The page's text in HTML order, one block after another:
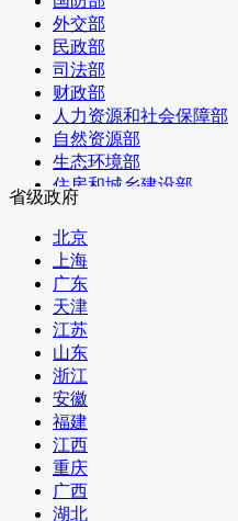
外交部
民政部
司法部
财政部
人力资源和社会保障部
自然资源部
生态环境部
住房和城乡建设部
交通运输部
水利部
农业农村部
商务部
文化和旅游部
国家卫生健康委员会
退役军人事务部
应急管理部
人民银行
审计署
国家语言文字工作委员会
国家民族事务委员会
国家航天局
国家原子能机构
省级政府
北京
上海
广东
天津
江苏
山东
浙江
安徽
福建
江西
重庆
广西
湖北